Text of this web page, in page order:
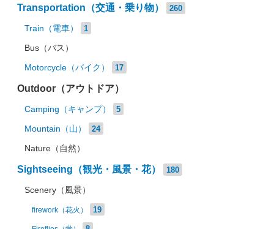
Transportation（交通・乗り物） 260
Train（電車） 1
Bus（バス）
Motorcycle（バイク） 17
Outdoor（アウトドア）
Camping（キャンプ） 5
Mountain（山） 24
Nature（自然）
Sightseeing（観光・風景・花） 180
Scenery（風景）
firework（花火） 19